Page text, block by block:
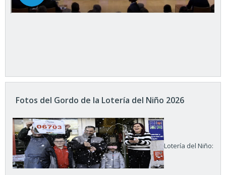
Fotos del Gordo de la Lotería del Niño 2026
Lotería del Niño: